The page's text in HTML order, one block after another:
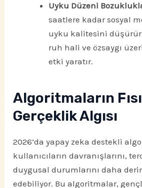
Uyku Düzeni
saatlere kadar sosyal
uyku kalitesini düşürür
ruh hali ve özsaygı
etki yaratır.
Algoritmaların
Gerçeklik Algısı
2026’da yapay zeka destekli
kullanıcıların davranışlarını,
duygusal durumlarını daha
edebiliyor. Bu algoritmalar,